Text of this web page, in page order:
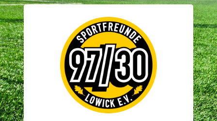
Anmelden
https://